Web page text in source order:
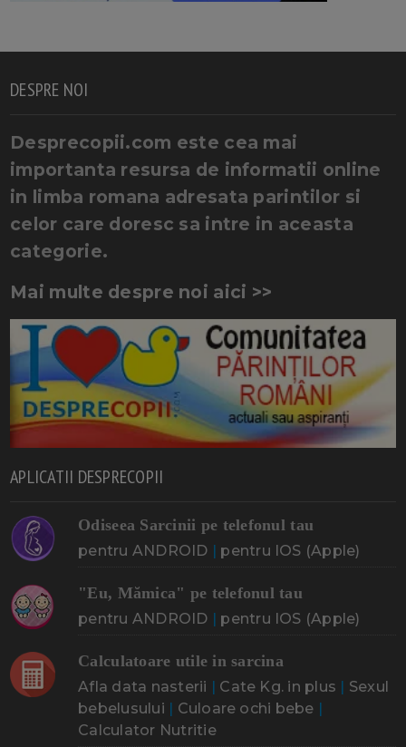
DESPRE NOI
Desprecopii.com este cea mai
importanta resursa de informatii online
in limba romana adresata parintilor si
celor care doresc sa intre in aceasta
categorie.
Mai multe despre noi aici >>
APLICATII DESPRECOPII
Odiseea Sarcinii pe telefonul tau
pentru ANDROID | pentru IOS (Apple)
"Eu, Mămica" pe telefonul tau
pentru ANDROID | pentru IOS (Apple)
Calculatoare utile in sarcina
Afla data nasterii | Cate Kg. in plus | Sexul
bebelusului | Culoare ochi bebe |
Calculator Nutritie